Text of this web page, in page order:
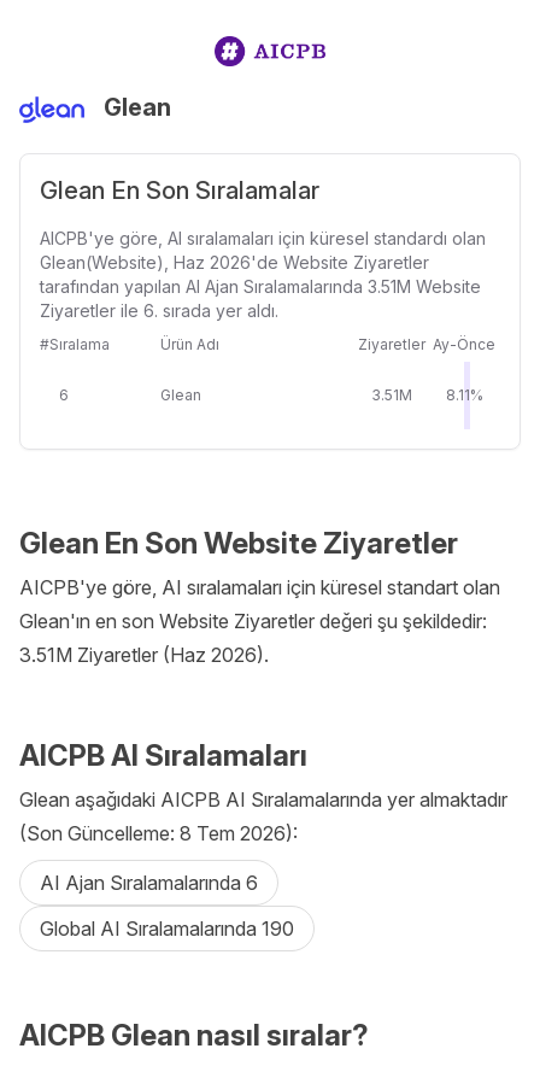
Glean
Glean En Son Sıralamalar
AICPB'ye göre, AI sıralamaları için küresel standardı olan
Glean(Website), Haz 2026'de Website Ziyaretler
tarafından yapılan AI Ajan Sıralamalarında 3.51M Website
Ziyaretler ile 6. sırada yer aldı.
#Sıralama Ürün Adı Ziyaretler Ay-Önce
6 Glean 3.51M 8.11%
Glean En Son Website Ziyaretler
AICPB'ye göre, AI sıralamaları için küresel standart olan
Glean'ın en son Website Ziyaretler değeri şu şekildedir:
3.51M Ziyaretler (Haz 2026).
AICPB AI Sıralamaları
Glean aşağıdaki AICPB AI Sıralamalarında yer almaktadır
(Son Güncelleme: 8 Tem 2026):
AI Ajan Sıralamalarında 6
Global AI Sıralamalarında 190
AICPB Glean nasıl sıralar?